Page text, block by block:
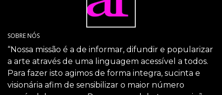
SOBRE NÓS
“Nossa missão é a de informar, difundir e popularizar
a arte através de uma linguagem acessível a todos.
Para fazer isto agimos de forma integra, sucinta e
visionária afim de sensibilizar o maior número